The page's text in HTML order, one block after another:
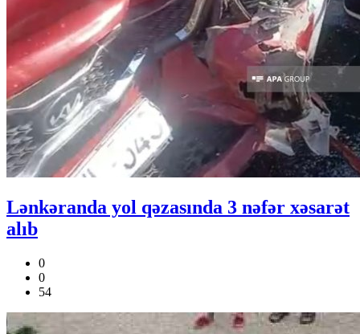
Lənkəranda yol qəzasında 3 nəfər xəsarət
alıb
0
0
54